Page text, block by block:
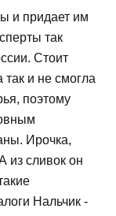
и придает им
так
Стоит
так и не смогла
поэтому
Ирочка,
из сливок он
Нальчик -